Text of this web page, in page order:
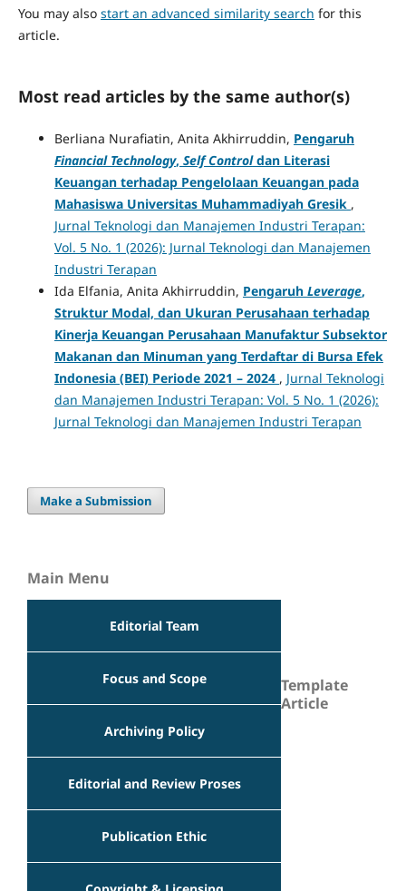
You may also start an advanced similarity search for this
article.
Most read articles by the same author(s)
Berliana Nurafiatin, Anita Akhirruddin, Pengaruh
Financial Technology, Self Controldan Literasi
Keuangan terhadap Pengelolaan Keuangan pada
Mahasiswa Universitas Muhammadiyah Gresik ,
Jurnal Teknologi dan Manajemen Industri Terapan:
Vol. 5 No. 1 (2026): Jurnal Teknologi dan Manajemen
Industri Terapan
Ida Elfania, Anita Akhirruddin, Pengaruh Leverage,
Struktur Modal, dan Ukuran Perusahaan terhadap
Kinerja Keuangan Perusahaan Manufaktur Subsektor
Makanan dan Minuman yang Terdaftar di Bursa Efek
Indonesia (BEI) Periode 2021 – 2024 , Jurnal Teknologi
dan Manajemen Industri Terapan: Vol. 5 No. 1 (2026):
Jurnal Teknologi dan Manajemen Industri Terapan
Make a Submission
Main Menu
Editorial Team
Focus and Scope
Archiving Policy
Editorial and Review Proses
Publication Ethic
Template
Article